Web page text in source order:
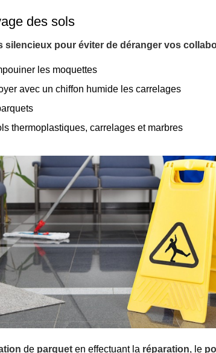
des sols
silencieux pour éviter de déranger vos
les moquettes
avec un chiffon humide les carrelages
thermoplastiques, carrelages et marbres
de parquet en effectuant la réparation, le